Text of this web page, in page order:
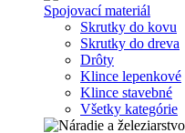
Spojovací materiál
Skrutky do kovu
Skrutky do dreva
Drôty
Klince lepenkové
Klince stavebné
Všetky kategórie